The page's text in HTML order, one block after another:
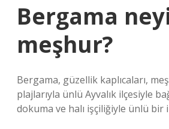
Bergama
meşhur?
Bergama, güzellik kaplıcaları,
plajlarıyla ünlü Ayvalık ilçesiyle
dokuma ve halı işçiliğiyle ünlü bir